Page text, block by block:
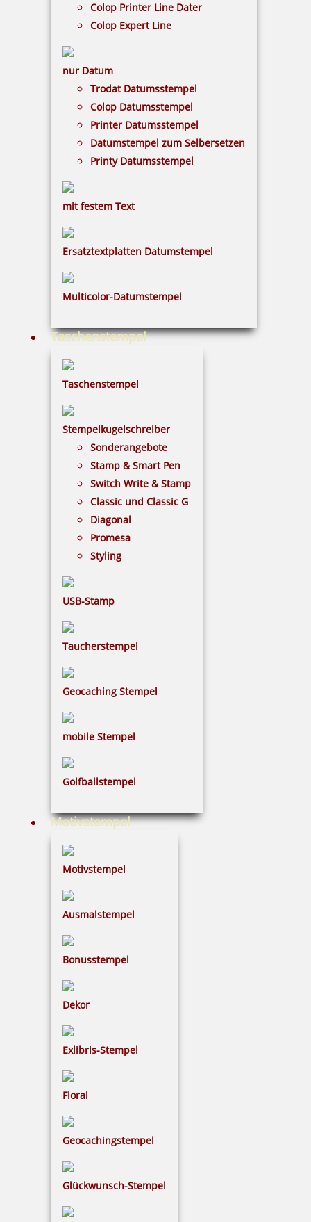
Colop Printer Line Dater
Colop Expert Line
nur Datum
Trodat Datumsstempel
Colop Datumsstempel
Printer Datumsstempel
Datumstempel zum Selbersetzen
Printy Datumsstempel
mit festem Text
Ersatztextplatten Datumstempel
Multicolor-Datumstempel
Taschenstempel
Taschenstempel
Stempelkugelschreiber
Sonderangebote
Stamp & Smart Pen
Switch Write & Stamp
Classic und Classic G
Diagonal
Promesa
Styling
USB-Stamp
Taucherstempel
Geocaching Stempel
mobile Stempel
Golfballstempel
Motivstempel
Motivstempel
Ausmalstempel
Bonusstempel
Dekor
Exlibris-Stempel
Floral
Geocachingstempel
Glückwunsch-Stempel
239,00 €
Jetzt gestalten
25,00 €
2,50 €
5 Kugeln gelb im Säckchen
2,50 €
5 Kugeln hellgrün im Säckchen